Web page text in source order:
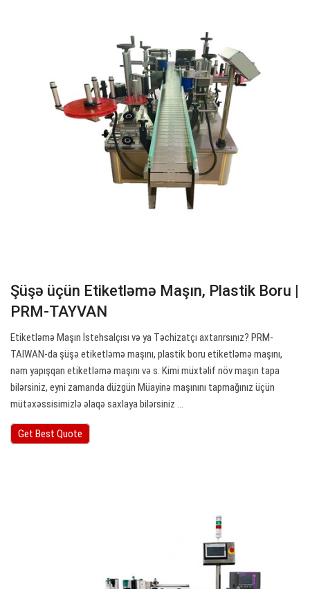
Şüşə üçün Etiketləmə Maşın, Plastik Boru |
PRM-TAYVAN
Etiketləmə Maşın İstehsalçısı və ya Təchizatçı axtarırsınız? PRM-
TAIWAN-da şüşə etiketləmə maşını, plastik boru etiketləmə maşını,
nəm yapışqan etiketləmə maşını və s. Kimi müxtəlif növ maşın tapa
bilərsiniz, eyni zamanda düzgün Müayinə maşınını tapmağınız üçün
mütəxəssisimizlə əlaqə saxlaya bilərsiniz ...
Get Best Quote